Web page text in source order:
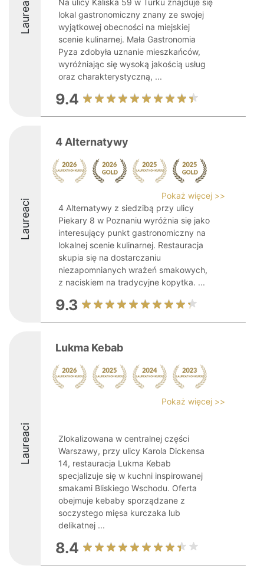
Laureaci
Na ulicy Kaliska 59 w Turku znajduje się
lokal gastronomiczny znany ze swojej
wyjątkowej obecności na miejskiej
scenie kulinarnej. Mała Gastronomia
Pyza zdobyła uznanie mieszkańców,
wyróżniając się wysoką jakością usług
oraz charakterystyczną, ...
9.4
Laureaci
4 Alternatywy
Pokaż więcej >>
4 Alternatywy z siedzibą przy ulicy
Piekary 8 w Poznaniu wyróżnia się jako
interesujący punkt gastronomiczny na
lokalnej scenie kulinarnej. Restauracja
skupia się na dostarczaniu
niezapomnianych wrażeń smakowych,
z naciskiem na tradycyjne kopytka. ...
9.3
Laureaci
Lukma Kebab
Pokaż więcej >>
Zlokalizowana w centralnej części
Warszawy, przy ulicy Karola Dickensa
14, restauracja Lukma Kebab
specjalizuje się w kuchni inspirowanej
smakami Bliskiego Wschodu. Oferta
obejmuje kebaby sporządzane z
soczystego mięsa kurczaka lub
delikatnej ...
8.4